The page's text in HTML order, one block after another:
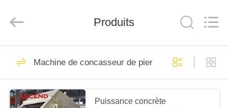
MAISON
PRODUITS
Equipment
Machine de broyeur
d'exploitation
Produits
Machine de concasseur de pierres à percussion
Puissance concrète